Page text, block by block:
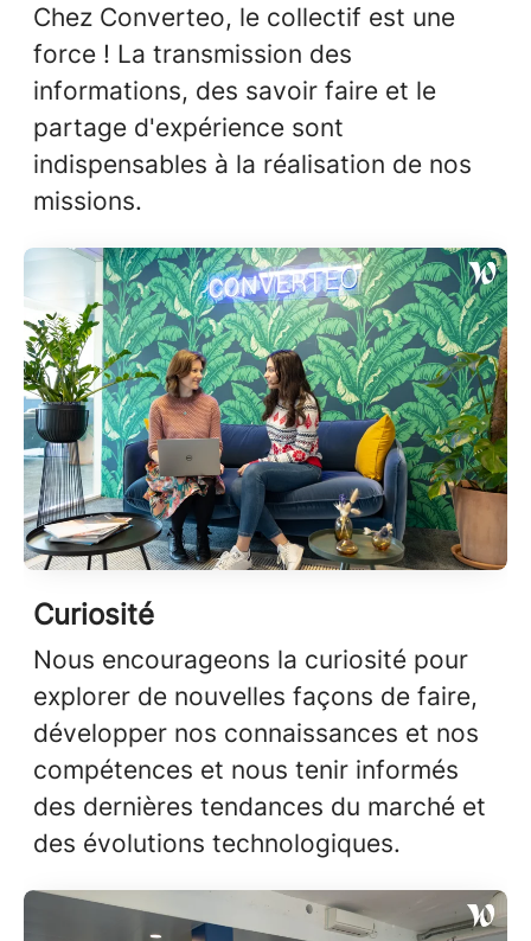
Chez Converteo, le collectif est une
force ! La transmission des
informations, des savoir faire et le
partage d'expérience sont
indispensables à la réalisation de nos
missions.
Curiosité
Nous encourageons la curiosité pour
explorer de nouvelles façons de faire,
développer nos connaissances et nos
compétences et nous tenir informés
des dernières tendances du marché et
des évolutions technologiques.